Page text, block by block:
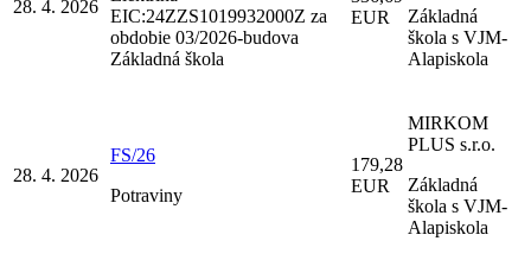
28. 4. 2026 EIC:24ZZS1019932000Z za
obdobie 03/2026-budova
Základná škola
EUR
Základná
škola s VJM-
Alapiskola
28. 4. 2026
FS/26
Potraviny
179,28
EUR
MIRKOM
PLUS s.r.o.
Základná
škola s VJM-
Alapiskola